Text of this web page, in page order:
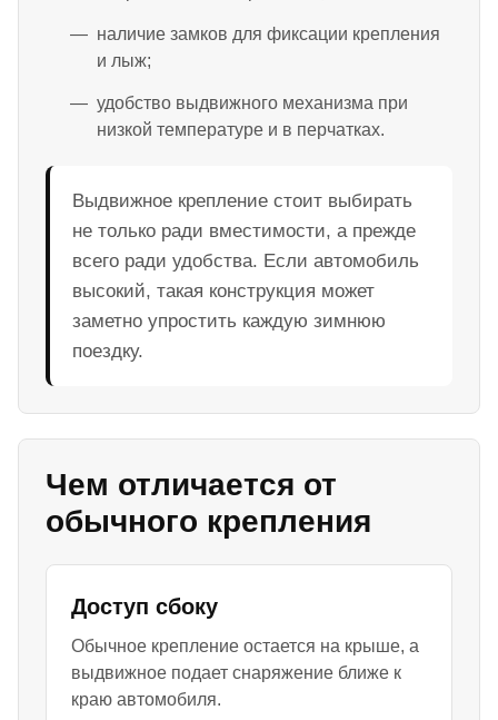
наличие замков для фиксации крепления
и лыж;
удобство выдвижного механизма при
низкой температуре и в перчатках.
Выдвижное крепление стоит выбирать
не только ради вместимости, а прежде
всего ради удобства. Если автомобиль
высокий, такая конструкция может
заметно упростить каждую зимнюю
поездку.
Чем отличается от
обычного крепления
Доступ сбоку
Обычное крепление остается на крыше, а
выдвижное подает снаряжение ближе к
краю автомобиля.